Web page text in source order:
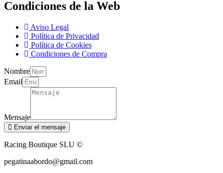
Condiciones de la Web
Aviso Legal
Política de Privacidad
Política de Cookies
Condiciones de Compra
Nombre
Email
Mensaje
Enviar el mensaje
Racing Boutique SLU ©
pegatinaabordo@gmail.com